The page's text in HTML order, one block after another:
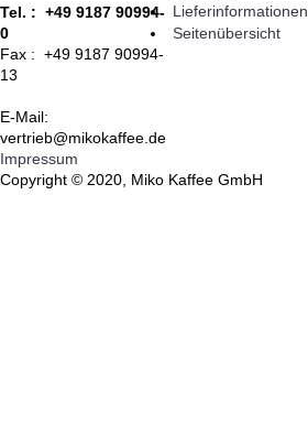
Tel. : +49 9187 90994-
0
Fax : +49 9187 90994-
13
E-Mail:
vertrieb@mikokaffee.de
Lieferinformationen
Seitenübersicht
Impressum
Copyright © 2020, Miko Kaffee GmbH